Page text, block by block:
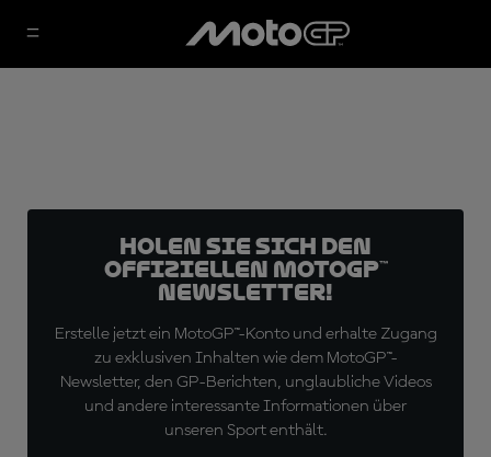
Holen Sie sich den
offiziellen MotoGP™
Newsletter!
Erstelle jetzt ein MotoGP™-Konto und erhalte Zugang
zu exklusiven Inhalten wie dem MotoGP™-
Newsletter, den GP-Berichten, unglaubliche Videos
und andere interessante Informationen über
unseren Sport enthält.